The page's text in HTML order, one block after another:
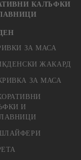
КАЛЪФКИ
ЗА МАСА
ЖАКАРД
ЗА МАСА
И